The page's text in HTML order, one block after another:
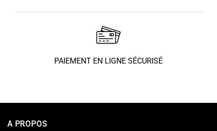
PAIEMENT EN LIGNE SÉCURISÉ
A PROPOS